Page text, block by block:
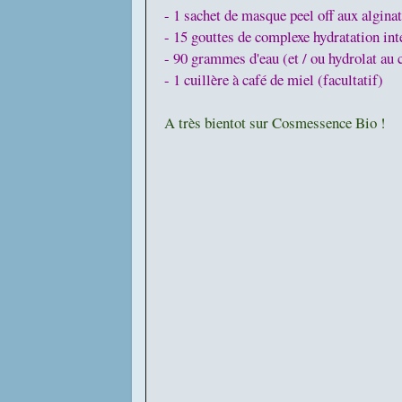
- 1 sachet de masque peel off aux
- 15 gouttes de complexe hydratation
- 90 grammes d'eau (et / ou hydrolat au
- 1 cuillère à café de miel (facultatif)
A très bientot sur Cosmessence Bio !